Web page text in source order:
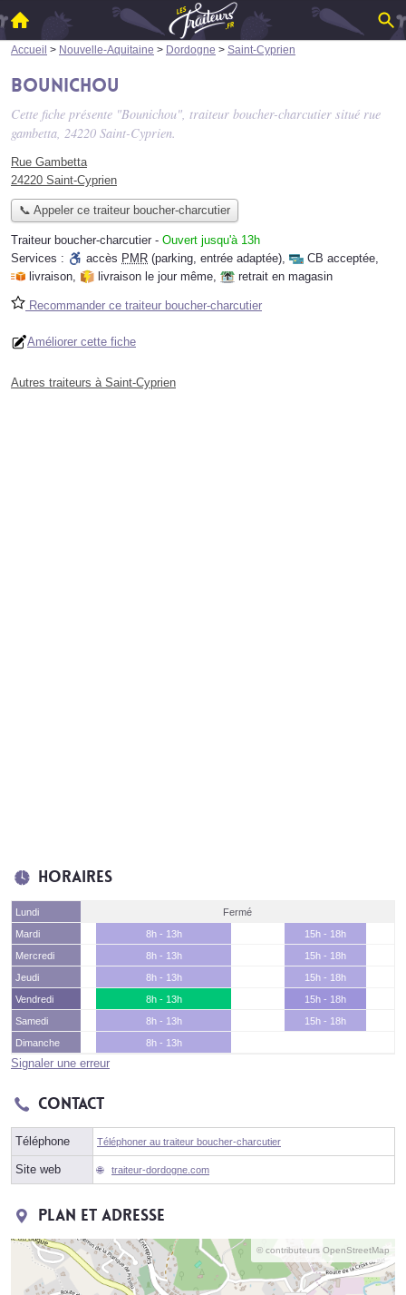
Accueil > Nouvelle-Aquitaine > Dordogne > Saint-Cyprien
Bounichou
Cette fiche présente "Bounichou", traiteur boucher-charcutier situé rue
gambetta, 24220 Saint-Cyprien.
Rue Gambetta
24220 Saint-Cyprien
📞 Appeler ce traiteur boucher-charcutier
Traiteur boucher-charcutier - Ouvert jusqu'à 13h
Services :
accès PMR (parking, entrée adaptée), CB acceptée,
livraison, livraison le jour même, retrait en magasin
Recommander ce traiteur boucher-charcutier
Améliorer cette fiche
Autres traiteurs à Saint-Cyprien
Horaires
Lundi
Fermé
Mardi
8h - 13h
15h - 18h
Mercredi
8h - 13h
15h - 18h
Jeudi
8h - 13h
15h - 18h
Vendredi
8h - 13h
15h - 18h
Samedi
8h - 13h
15h - 18h
Dimanche
8h - 13h
Signaler une erreur
Contact
Téléphone Téléphoner au traiteur boucher-charcutier
Site web traiteur-dordogne.com
Plan et adresse
© contributeurs OpenStreetMap